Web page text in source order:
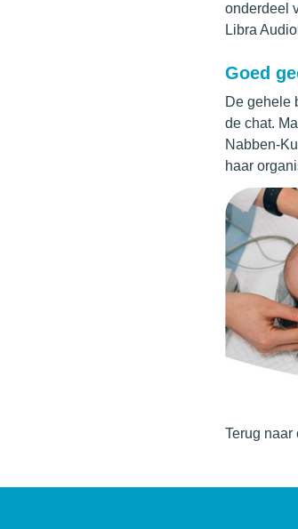
onderdeel
Libra
Goed
De gehele
de chat.
Nabben-
haar
Terug naar